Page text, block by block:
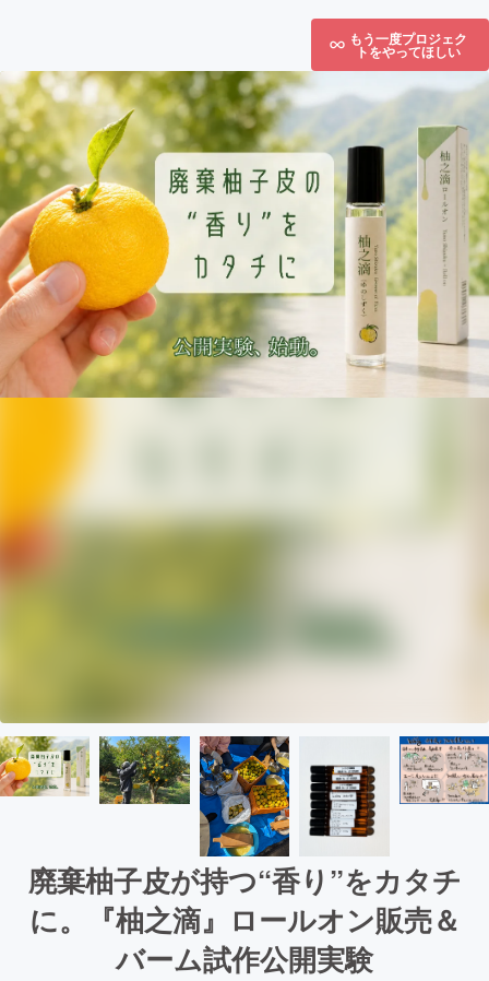
もう一度プロジェク
トをやってほしい
廃棄柚子皮が持つ“香り”をカタチ
に。『柚之滴』ロールオン販売＆
バーム試作公開実験